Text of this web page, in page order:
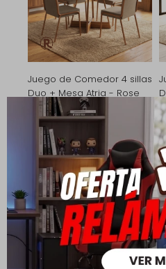
Juego de Comedor 4 sillas
Duo + Mesa Atria - Rose
14.090 $ 19.690
$11.272
$